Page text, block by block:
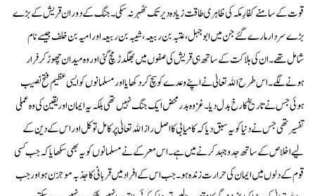
قوت کے سامنے کفارِ مکہ کی ظاہری طاقت زیادہ دیر تک ٹھہر نہ سکی۔ جنگ کے دوران قریش کے بڑے
بڑے سردار مارے گئے جن میں ابو جہل، عتبہ بن ربیعہ، شیبہ بن ربیعہ اور امیہ بن خلف جیسے نام
شامل تھے۔ ان کی ہلاکت کے ساتھ ہی قریش کی صفوں میں بھگدڑ مچ گئی اور وہ میدان چھوڑ کر فرار
ہونے لگے۔ اس طرح الله تعالیٰ نے اپنے وعدے کو سچ کر دکھایا اور مسلمانوں کو ایسی عظیم فتح نصیب
ہوئی جس نے تاریخ کا رخ بدل دیا۔ غزوہ بدر محض ایک جنگ نہیں تھی بلکہ یہ ایمان اور یقین کی وہ عملی
تفسیر تھی جس نے دنیا کو یہ سبق دیا کہ کامیابی کا اصل راز الله تعالیٰ پر کامل توکل اور اس کے دین کے
لیے اخلاص کے ساتھ جد وجہد کرنے میں ہے۔ اس معرکے نے مسلمانوں کو یہ بھی سکھایا کہ جب کسی
قوم کے دلوں میں ایمان کی حرارت زندہ ہو۔ جب اس کے افراد میں قربانی کا جذبہ موجزن ہو اور جب